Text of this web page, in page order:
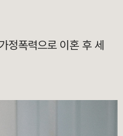
정폭력으로 이혼 후 세